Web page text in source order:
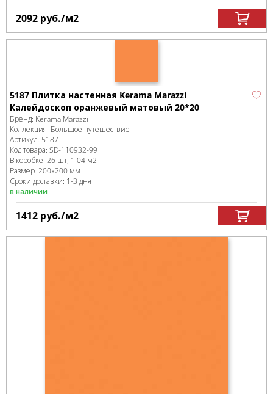
2092 руб./м2
5187 Плитка настенная Kerama Marazzi
Калейдоскоп оранжевый матовый 20*20
Бренд: Kerama Marazzi
Коллекция: Большое путешествие
Артикул: 5187
Код товара: SD-110932-99
В коробке: 26 шт, 1.04 м2
Размер: 200x200 мм
Сроки доставки: 1-3 дня
в наличии
1412 руб./м2